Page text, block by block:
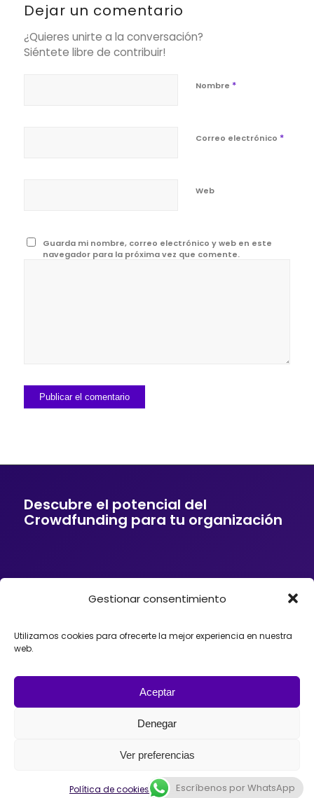
Gestionar consentimiento
Utilizamos cookies para ofrecerte la mejor experiencia en nuestra
web.
Aceptar
Denegar
Ver preferencias
Política de cookiesPolítica de privacidad
Dejar un comentario
¿Quieres unirte a la conversación?
Siéntete libre de contribuir!
Nombre *
Correo electrónico *
Web
Guarda mi nombre, correo electrónico y web en este
navegador para la próxima vez que comente.
Descubre el potencial del
Crowdfunding para tu organización
Si tu empresa o entidad quiere ofrecer a sus
fundraising, podemos ayudarte. Trabajamos con
organizaciones que desean incorporar el
proyectos, diseñando estrategias y
acompañando el lanzamiento de campañas con
éxito en España, México o Argentina.
© 2026 - Universo Crowdfunding Escríbenos por WhatsApp